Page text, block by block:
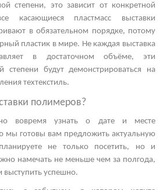
степени, это зависит от конкретной
касающиеся пластмасс выставки
в обязательном порядке, потому
пластик в мире. Не каждая выставка
в достаточном объёме, эти
будут демонстрироваться на
техтекстиль.
полимеров?
вовремя узнать о дате и месте
мы готовы вам предложить актуальную
не только посетить, но и
намечать не меньше чем за полгода,
выступить успешно.